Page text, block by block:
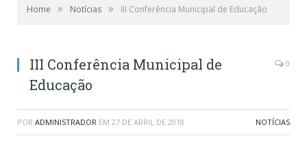
Home » Notícias » III Conferência Municipal de Educação
III Conferência Municipal de
Educação
0
POR ADMINISTRADOR EM 27 DE ABRIL DE 2018 NOTÍCIAS